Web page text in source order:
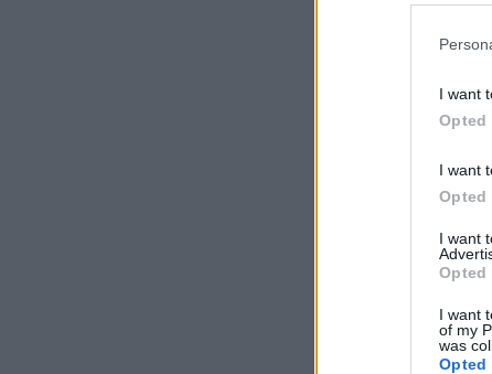
I want
Opted
I want
Opted
I want
Opted
I want
of my
was
Opted